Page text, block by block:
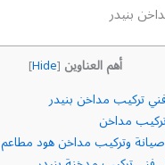
بنيدر
أهم العناوين [
Hide
]
تركيب مداخن بنيدر
مداخن
وتركيب مداخن هود مطاعم